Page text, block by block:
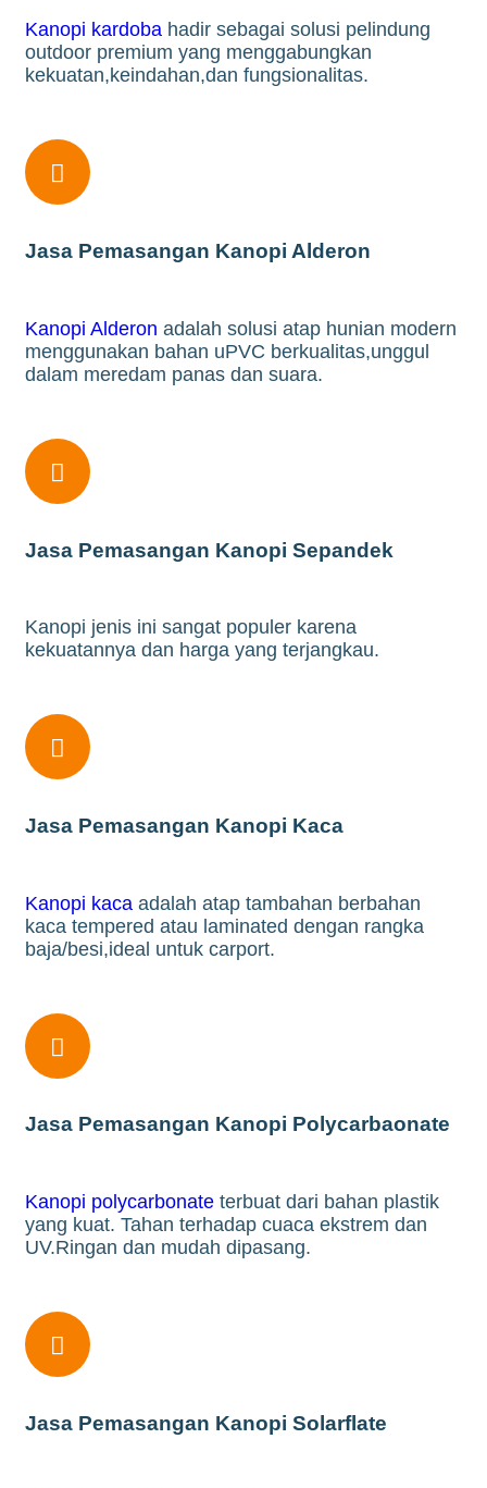
Kanopi kardoba hadir sebagai solusi pelindung
outdoor premium yang menggabungkan
kekuatan,keindahan,dan fungsionalitas.

Jasa Pemasangan Kanopi Alderon
Kanopi Alderon adalah solusi atap hunian modern
menggunakan bahan uPVC berkualitas,unggul
dalam meredam panas dan suara.

Jasa Pemasangan Kanopi Sepandek
Kanopi jenis ini sangat populer karena
kekuatannya dan harga yang terjangkau.

Jasa Pemasangan Kanopi Kaca
Kanopi kaca adalah atap tambahan berbahan
kaca tempered atau laminated dengan rangka
baja/besi,ideal untuk carport.

Jasa Pemasangan Kanopi Polycarbaonate
Kanopi polycarbonate terbuat dari bahan plastik
yang kuat. Tahan terhadap cuaca ekstrem dan
UV.Ringan dan mudah dipasang.

Jasa Pemasangan Kanopi Solarflate